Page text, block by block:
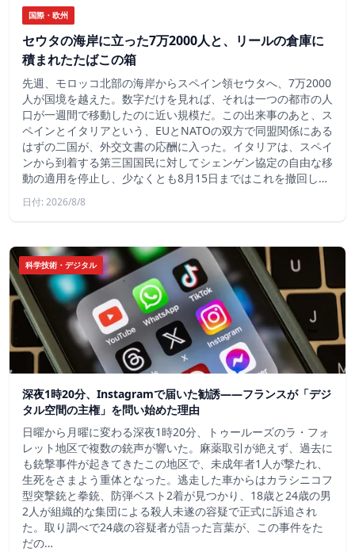
国際・欧州
セウタの海岸に立った7万2000人と、リールの倉庫に
積まれたたばこの箱
先週、モロッコ北部の海岸からスペイン領セウタへ、7万2000
人が国境を越えた。数字だけを見れば、それは一つの都市の人
口が一週間で移動したのに近い規模だ。この出来事のあと、ス
ペインとイタリアという、EUとNATOの双方で同盟関係にある
はずの二国が、外交文書の応酬に入った。イタリアは、スペイ
ンから到着する第三国国民に対してシェンゲン協定の自由な移
動の適用を停止し、少なくとも8月15日まではこれを撤回し…
日付: 2026/8/8
科学技術・デジタル
深夜1時20分、Instagramで届いた勧誘――フランスが「デジ
タル空間の主権」を問い始めた理由
日曜から月曜に変わる深夜1時20分、トゥールーズのラ・フォ
レット地区で複数の銃声が響いた。麻薬取引が絶えず、過去に
も銃撃事件が起きてきたこの地区で、未成年者1人が撃たれ、
生死をさまよう重体となった。逃走した車からはカラシニコフ
型突撃銃と拳銃、防弾ベスト2着が見つかり、18歳と24歳の男
2人が組織的な集団による殺人未遂の容疑で正式に訴追され
た。取り調べで24歳の容疑者が語った言葉が、この事件をた
だの…